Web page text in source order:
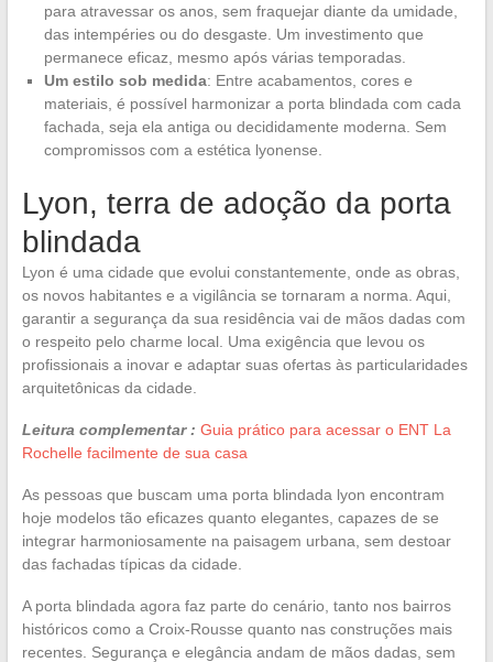
para atravessar os anos, sem fraquejar diante da umidade,
das intempéries ou do desgaste. Um investimento que
permanece eficaz, mesmo após várias temporadas.
Um estilo sob medida: Entre acabamentos, cores e
materiais, é possível harmonizar a porta blindada com cada
fachada, seja ela antiga ou decididamente moderna. Sem
compromissos com a estética lyonense.
Lyon, terra de adoção da porta
blindada
Lyon é uma cidade que evolui constantemente, onde as obras,
os novos habitantes e a vigilância se tornaram a norma. Aqui,
garantir a segurança da sua residência vai de mãos dadas com
o respeito pelo charme local. Uma exigência que levou os
profissionais a inovar e adaptar suas ofertas às particularidades
arquitetônicas da cidade.
Leitura complementar : Guia prático para acessar o ENT La
Rochelle facilmente de sua casa
As pessoas que buscam uma porta blindada lyon encontram
hoje modelos tão eficazes quanto elegantes, capazes de se
integrar harmoniosamente na paisagem urbana, sem destoar
das fachadas típicas da cidade.
A porta blindada agora faz parte do cenário, tanto nos bairros
históricos como a Croix-Rousse quanto nas construções mais
recentes. Segurança e elegância andam de mãos dadas, sem